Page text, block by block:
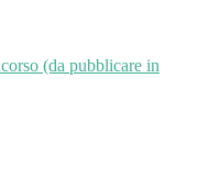
(da pubblicare in